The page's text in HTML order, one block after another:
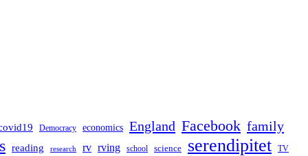
Democracy economics England Facebook family
reading research rv rving school science serendipitet TV